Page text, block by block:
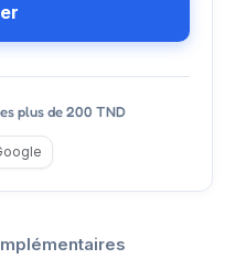
plus de 200 TND